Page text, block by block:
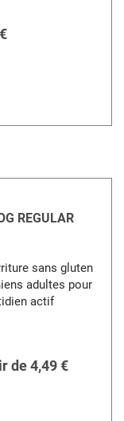
REGULAR
sans gluten
adultes pour
actif
de4,49 €